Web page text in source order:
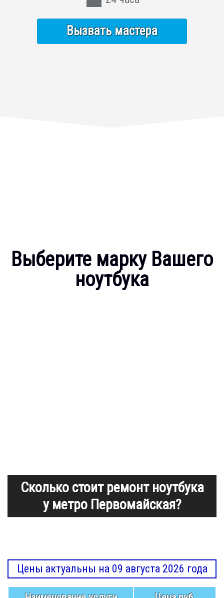
Вызвать мастера
Выберите марку Вашего
ноутбука
Сколько стоит ремонт ноутбука
у метро Первомайская?
Цены актуальны на 09 августа 2026 года